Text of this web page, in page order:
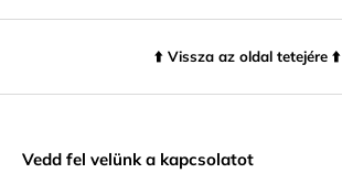
⬆️ Vissza az oldal tetejére ⬆️
Vedd fel velünk a kapcsolatot